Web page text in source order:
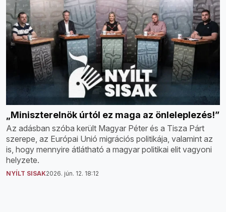
„Miniszterelnök úrtól ez maga az önleleplezés!”
Az adásban szóba került Magyar Péter és a Tisza Párt
szerepe, az Európai Unió migrációs politikája, valamint az
is, hogy mennyire átlátható a magyar politikai elit vagyoni
helyzete.
NYÍLT SISAK2026. jún. 12. 18:12